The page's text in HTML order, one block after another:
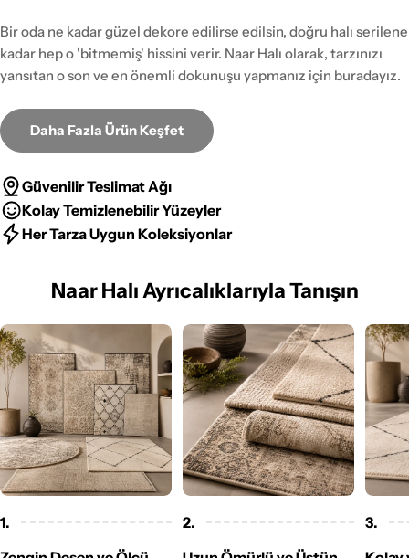
Bir oda ne kadar güzel dekore edilirse edilsin, doğru halı serilene
kadar hep o 'bitmemiş' hissini verir. Naar Halı olarak, tarzınızı
yansıtan o son ve en önemli dokunuşu yapmanız için buradayız.
Daha Fazla Ürün Keşfet
Güvenilir Teslimat Ağı
Kolay Temizlenebilir Yüzeyler
Her Tarza Uygun Koleksiyonlar
Naar Halı Ayrıcalıklarıyla Tanışın
1.
2.
3.